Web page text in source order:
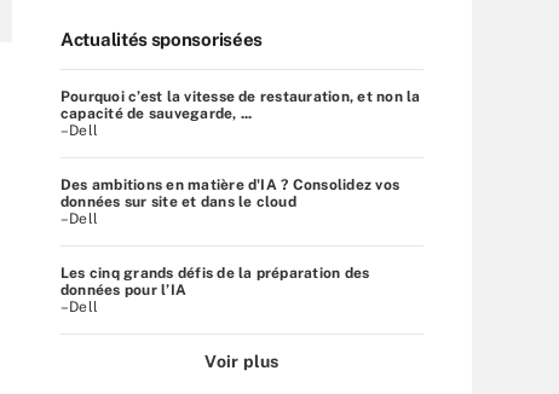
Actualités sponsorisées
Pourquoi c’est la vitesse de restauration, et non la
capacité de sauvegarde, ...
–Dell
Des ambitions en matière d'IA ? Consolidez vos
données sur site et dans le cloud
–Dell
Les cinq grands défis de la préparation des
données pour l’IA
–Dell
Voir plus